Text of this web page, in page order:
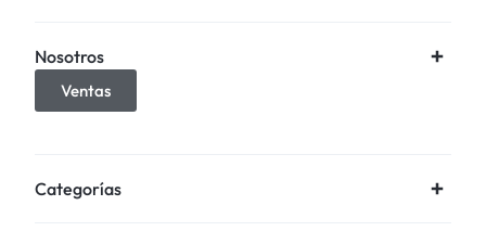
Nosotros
Ventas
Categorías